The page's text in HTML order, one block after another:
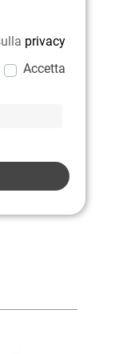
privacy
Accetta